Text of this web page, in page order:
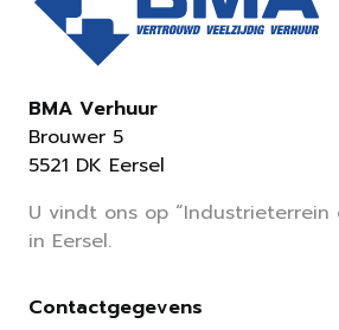
BMA Verhuur
Brouwer 5
5521 DK Eersel
U vindt ons op “Industrieterrein
in Eersel.
Contactgegevens